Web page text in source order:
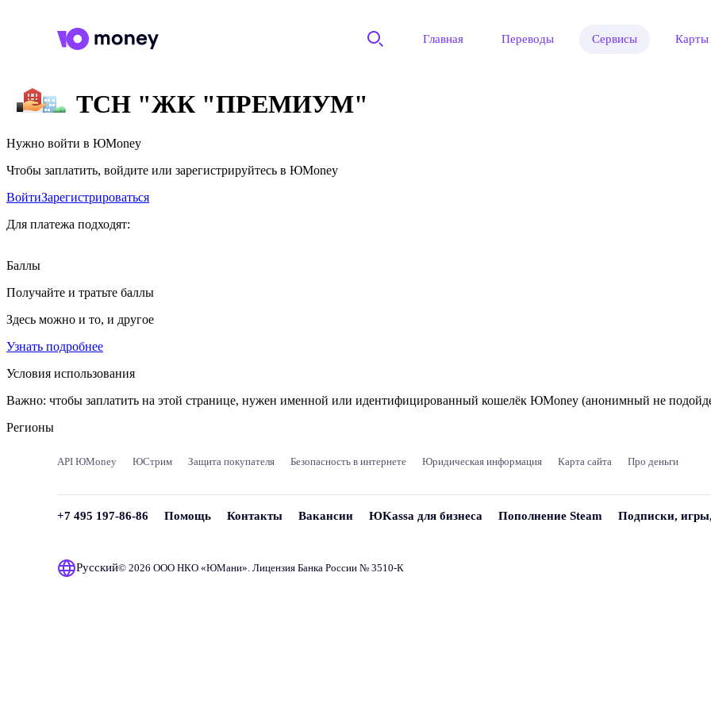
Главная Переводы Сервисы Карты
ТСН "ЖК "ПРЕМИУМ"
Нужно войти в ЮMoney
Чтобы заплатить, войдите или зарегистрируйтесь в ЮMoney
ВойтиЗарегистрироваться
Для платежа подходят:
Баллы
Получайте и тратьте баллы
Здесь можно и то, и другое
Узнать подробнее
Условия использования
Важно: чтобы заплатить на этой странице, нужен именной или идентифицированный кошелёк ЮMoney (анонимный не
Регионы
API ЮMoney ЮСтрим Защита покупателя Безопасность в интернете Юридическая информация Карта сайта Про деньги
+7 495 197-86-86 Помощь Контакты Вакансии ЮKassa для бизнеса Пополнение Steam Подписки,
Русский© 2026 ООО НКО «ЮМани». Лицензия Банка России № 3510‑К